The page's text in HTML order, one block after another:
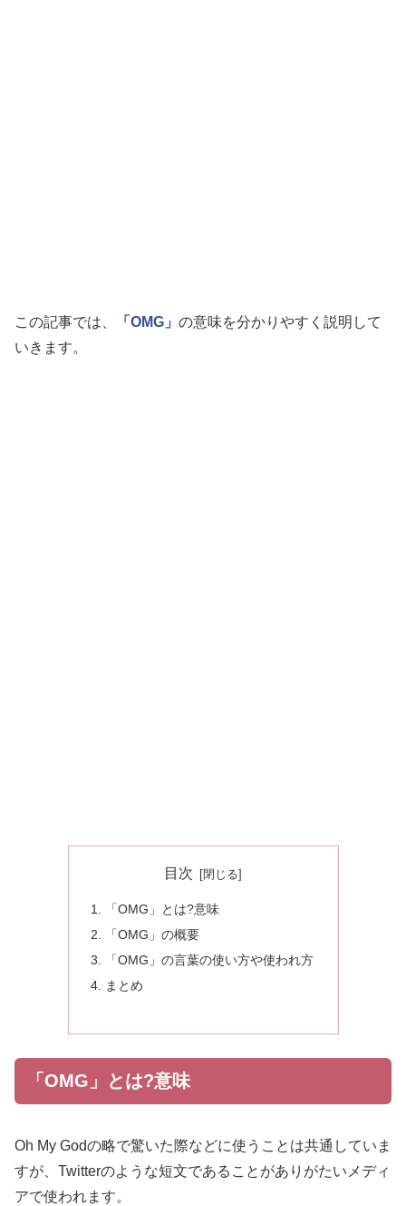
この記事では、 「OMG」 の意味を分かりやすく説明して
いきます。
目次
「OMG」とは?意味
「OMG」の概要
「OMG」の言葉の使い方や使われ方
まとめ
「OMG」とは?意味
Oh My Godの略で驚いた際などに使うことは共通していま
すが、Twitterのような短文であることがありがたいメディ
アで使われます。